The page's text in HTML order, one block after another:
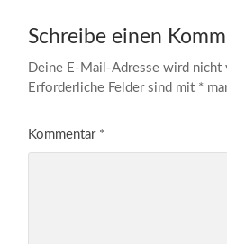
Schreibe einen
Deine E-Mail-Adresse wird
Erforderliche Felder sind mit *
Kommentar *